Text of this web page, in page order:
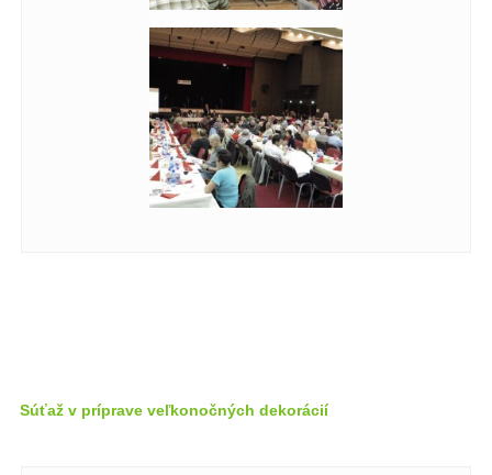
Súťaž v príprave veľkonočných dekorácií